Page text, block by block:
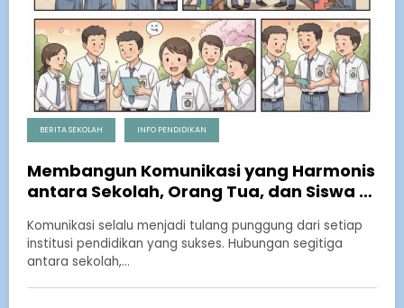
BERITA SEKOLAH INFO PENDIDIKAN
Membangun Komunikasi yang Harmonis
antara Sekolah, Orang Tua, dan Siswa di
Komunikasi selalu menjadi tulang punggung dari setiap
institusi pendidikan yang sukses. Hubungan segitiga
antara sekolah,…